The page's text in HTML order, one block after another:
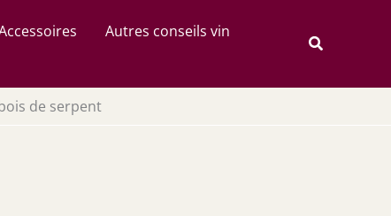
Autres conseils vin
Rechercher
de serpent